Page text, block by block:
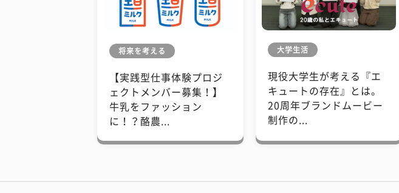
将来を考える
【実践型仕事体験プロジ
ェクトメンバー募集！】
牛乳をファッション
に！？酪農...
大学生活
現役大学生が考える『エ
キュートの存在』とは。
20周年ブランドムービー
制作の...